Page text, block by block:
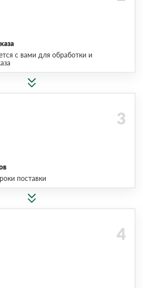
с вами для обработки и
поставки